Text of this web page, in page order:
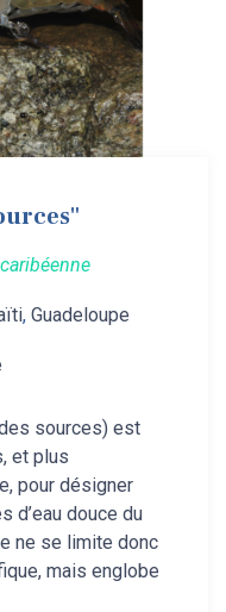
, Guadeloupe
sources) est
et plus
pour désigner
d’eau douce du
ne se limite donc
mais englobe